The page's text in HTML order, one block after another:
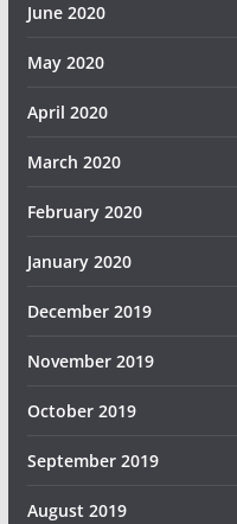
June 2020
May 2020
April 2020
March 2020
February 2020
January 2020
December 2019
November 2019
October 2019
September 2019
August 2019